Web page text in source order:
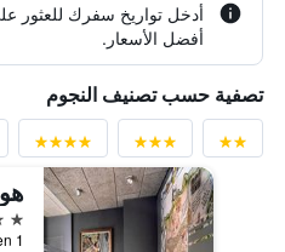
أدخل تواريخ سفرك للعثور
أفضل الأسعار.
تصفية حسب تصنيف النجوم
3 نجوم